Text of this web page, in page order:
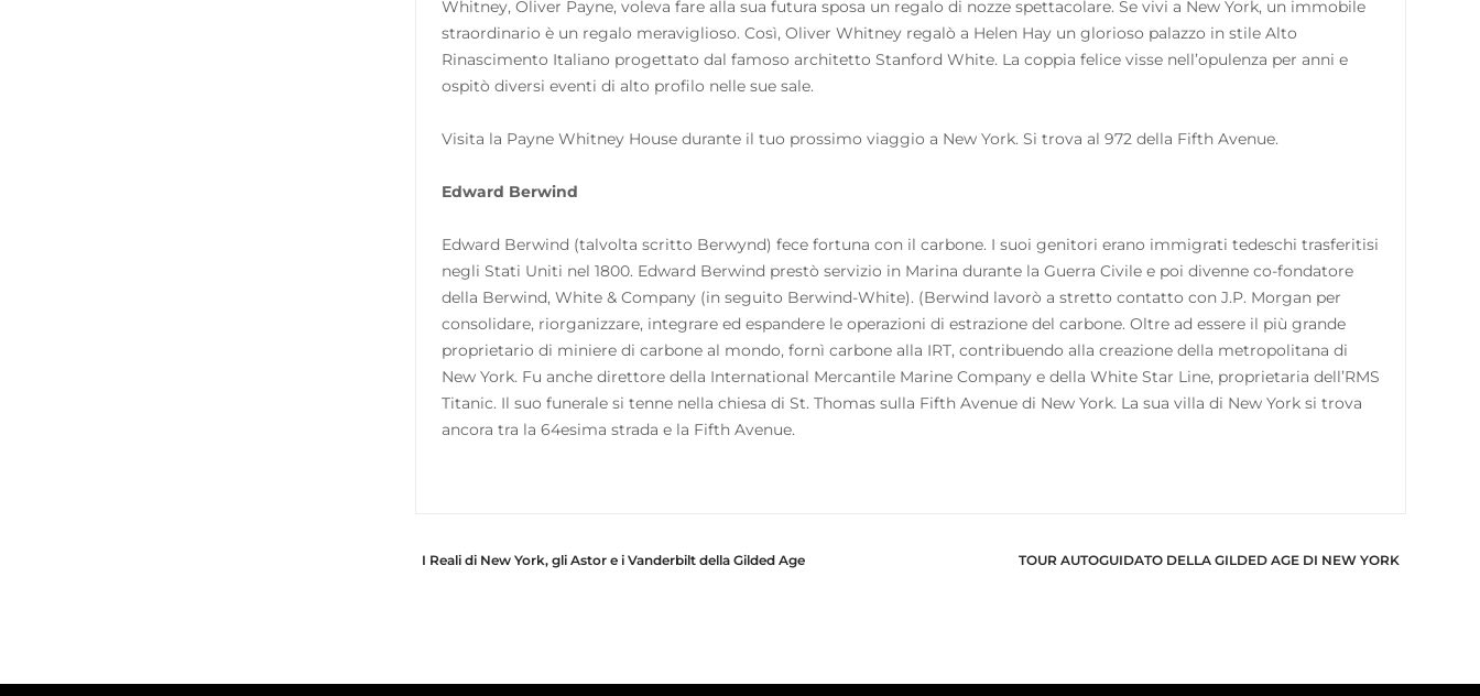
Whitney, Oliver Payne, voleva fare alla sua futura sposa un regalo di nozze spettacolare. Se vivi a New York, un immobile
straordinario è un regalo meraviglioso. Così, Oliver Whitney regalò a Helen Hay un glorioso palazzo in stile Alto
Rinascimento Italiano progettato dal famoso architetto Stanford White. La coppia felice visse nell’opulenza per anni e
ospitò diversi eventi di alto profilo nelle sue sale.
Visita la Payne Whitney House durante il tuo prossimo viaggio a New York. Si trova al 972 della Fifth Avenue.
Edward Berwind
Edward Berwind (talvolta scritto Berwynd) fece fortuna con il carbone. I suoi genitori erano immigrati tedeschi trasferitisi
negli Stati Uniti nel 1800. Edward Berwind prestò servizio in Marina durante la Guerra Civile e poi divenne co-fondatore
della Berwind, White & Company (in seguito Berwind-White). (Berwind lavorò a stretto contatto con J.P. Morgan per
consolidare, riorganizzare, integrare ed espandere le operazioni di estrazione del carbone. Oltre ad essere il più grande
proprietario di miniere di carbone al mondo, fornì carbone alla IRT, contribuendo alla creazione della metropolitana di
New York. Fu anche direttore della International Mercantile Marine Company e della White Star Line, proprietaria dell’RMS
Titanic. Il suo funerale si tenne nella chiesa di St. Thomas sulla Fifth Avenue di New York. La sua villa di New York si trova
ancora tra la 64esima strada e la Fifth Avenue.
I Reali di New York, gli Astor e i Vanderbilt della Gilded Age TOUR AUTOGUIDATO DELLA GILDED AGE DI NEW YORK